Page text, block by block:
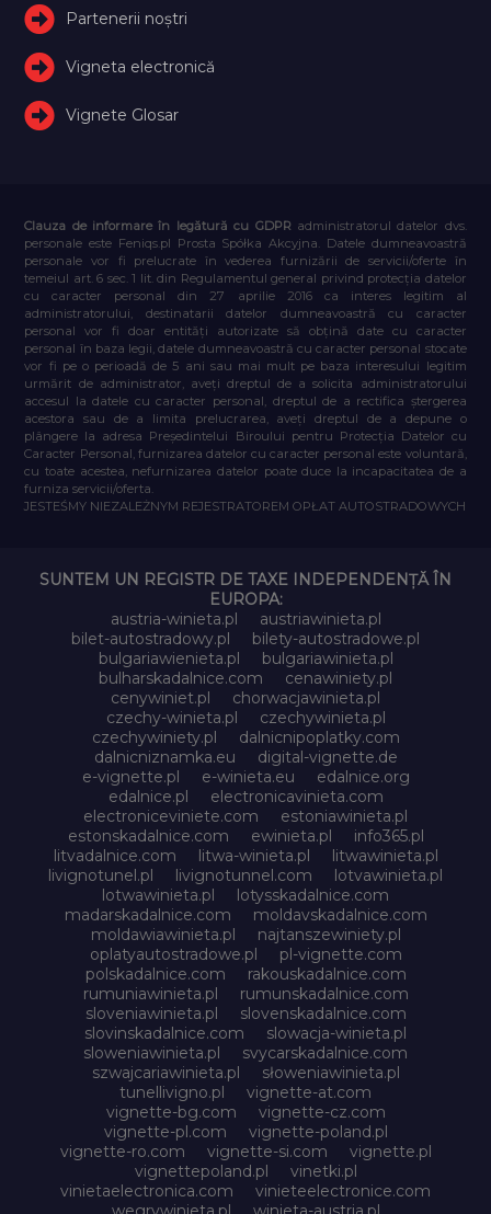
Partenerii noștri
Vigneta electronică
Vignete Glosar
Clauza de informare în legătură cu GDPR administratorul datelor dvs.
personale este Feniqs.pl Prosta Spółka Akcyjna. Datele dumneavoastră
personale vor fi prelucrate în vederea furnizării de servicii/oferte în
temeiul art. 6 sec. 1 lit. din Regulamentul general privind protecția datelor
cu caracter personal din 27 aprilie 2016 ca interes legitim al
administratorului, destinatarii datelor dumneavoastră cu caracter
personal vor fi doar entități autorizate să obțină date cu caracter
personal în baza legii, datele dumneavoastră cu caracter personal stocate
vor fi pe o perioadă de 5 ani sau mai mult pe baza interesului legitim
urmărit de administrator, aveți dreptul de a solicita administratorului
accesul la datele cu caracter personal, dreptul de a rectifica ștergerea
acestora sau de a limita prelucrarea, aveți dreptul de a depune o
plângere la adresa Președintelui Biroului pentru Protecția Datelor cu
Caracter Personal, furnizarea datelor cu caracter personal este voluntară,
cu toate acestea, nefurnizarea datelor poate duce la incapacitatea de a
furniza servicii/oferta.
JESTEŚMY NIEZALEŻNYM REJESTRATOREM OPŁAT AUTOSTRADOWYCH
SUNTEM UN REGISTR DE TAXE INDEPENDENȚĂ ÎN
EUROPA:
austria-winieta.pl
austriawinieta.pl
bilet-autostradowy.pl
bilety-autostradowe.pl
bulgariawienieta.pl
bulgariawinieta.pl
bulharskadalnice.com
cenawiniety.pl
cenywiniet.pl
chorwacjawinieta.pl
czechy-winieta.pl
czechywinieta.pl
czechywiniety.pl
dalnicnipoplatky.com
dalnicniznamka.eu
digital-vignette.de
e-vignette.pl
e-winieta.eu
edalnice.org
edalnice.pl
electronicavinieta.com
electroniceviniete.com
estoniawinieta.pl
estonskadalnice.com
ewinieta.pl
info365.pl
litvadalnice.com
litwa-winieta.pl
litwawinieta.pl
livignotunel.pl
livignotunnel.com
lotvawinieta.pl
lotwawinieta.pl
lotysskadalnice.com
madarskadalnice.com
moldavskadalnice.com
moldawiawinieta.pl
najtanszewiniety.pl
oplatyautostradowe.pl
pl-vignette.com
polskadalnice.com
rakouskadalnice.com
rumuniawinieta.pl
rumunskadalnice.com
sloveniawinieta.pl
slovenskadalnice.com
slovinskadalnice.com
slowacja-winieta.pl
sloweniawinieta.pl
svycarskadalnice.com
szwajcariawinieta.pl
słoweniawinieta.pl
tunellivigno.pl
vignette-at.com
vignette-bg.com
vignette-cz.com
vignette-pl.com
vignette-poland.pl
vignette-ro.com
vignette-si.com
vignette.pl
vignettepoland.pl
vinetki.pl
vinietaelectronica.com
vinieteelectronice.com